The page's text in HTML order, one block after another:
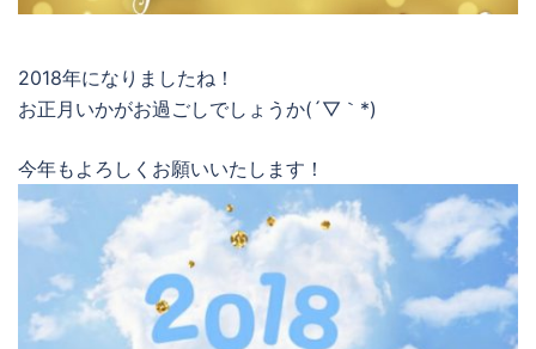
2018年になりましたね！
お正月いかがお過ごしでしょうか(´▽｀*)
今年もよろしくお願いいたします！